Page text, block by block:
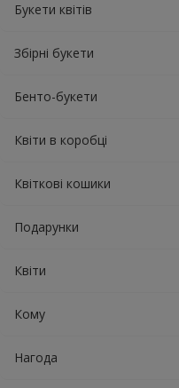
Букети квітів
Збірні букети
Бенто-букети
Квіти в коробці
Квіткові кошики
Подарунки
Квіти
Кому
Нагода